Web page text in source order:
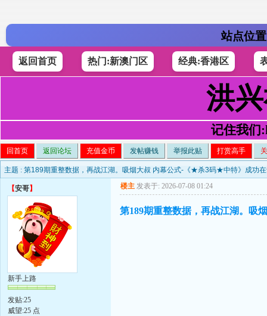
站点位
返回首页 热门:新澳门区 经典:香港区
洪
记住我们
回首页 返回论坛 充值金币 发帖赚钱 举报此贴 打赏高手
主题 : 第189期重整数据，再战江湖。吸烟大叔 内幕公式-《★杀3码★中特》成功
【安哥】
新手上路
发贴:25
威望:25 点
楼主 发表于: 2026-07-08 01:24
第189期重整数据，再战江湖。吸